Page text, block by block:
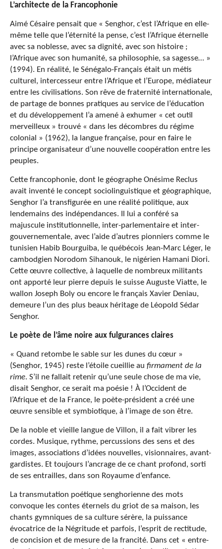
L’architecte de la Francophonie
Aimé Césaire pensait que « Senghor, c’est l’Afrique en elle-
même telle que l’éternité la pense, c’est l’Afrique éternelle
avec sa noblesse, avec sa dignité, avec son histoire ;
l’Afrique avec son humanité, sa philosophie, sa sagesse… »
(1994). En réalité, le Sénégalo-Français était un métis
culturel, intercesseur entre l’Afrique et l’Europe, médiateur
entre les civilisations. Son rêve de fraternité internationale,
de partage de bonnes pratiques au service de l’éducation
et du développement l’a amené à exhumer « cet outil
merveilleux » trouvé « dans les décombres du régime
colonial » (1962), la langue française, pour en faire le
principe organisateur d’une nouvelle coopération entre les
peuples.
Cette francophonie, dont le géographe Onésime Reclus
avait inventé le concept sociolinguistique et géographique,
Senghor l’a transfigurée en une réalité politique, aux
lendemains des indépendances. Il lui a conféré sa
majuscule institutionnelle, inter-parlementaire et inter-
gouvernementale, avec l’aide d’autres pionniers comme le
tunisien Habib Bourguiba, le québécois Jean-Marc Léger, le
cambodgien Norodom Sihanouk, le nigérien Hamani Diori.
Cette œuvre collective, à laquelle de nombreux militants
ont apporté leur pierre depuis le suisse Auguste Viatte, le
wallon Joseph Boly ou encore le français Xavier Deniau,
demeure l’un des plus beaux héritage de Léopold Sédar
Senghor.
Le poète de l’âme noire aux fulgurances claires
« Quand retombe le sable sur les dunes du cœur »
(Senghor, 1945) reste l’étoile cueillie au firmament de la
rime. S’il ne fallait retenir qu’une seule chose de ma vie,
disait Senghor, ce serait ma poésie ! À l’Occident de
l’Afrique et de la France, le poète-président a créé une
œuvre sensible et symbiotique, à l’image de son être.
De la noble et vieille langue de Villon, il a fait vibrer les
cordes. Musique, rythme, percussions des sens et des
images, associations d’idées nouvelles, visionnaires, avant-
gardistes. Et toujours l’ancrage de ce chant profond, sorti
de ses entrailles, dans son Royaume d’enfance.
La transmutation poétique senghorienne des mots
convoque les contes éternels du griot de sa maison, les
chants gymniques de sa culture sérère, la puissance
évocatrice de la Négritude et parfois, l’esprit de rectitude,
de concision et de mesure de la francité. Dans cet « entre-